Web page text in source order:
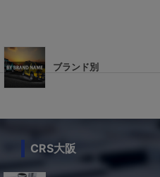
ブランド別
CRS大阪